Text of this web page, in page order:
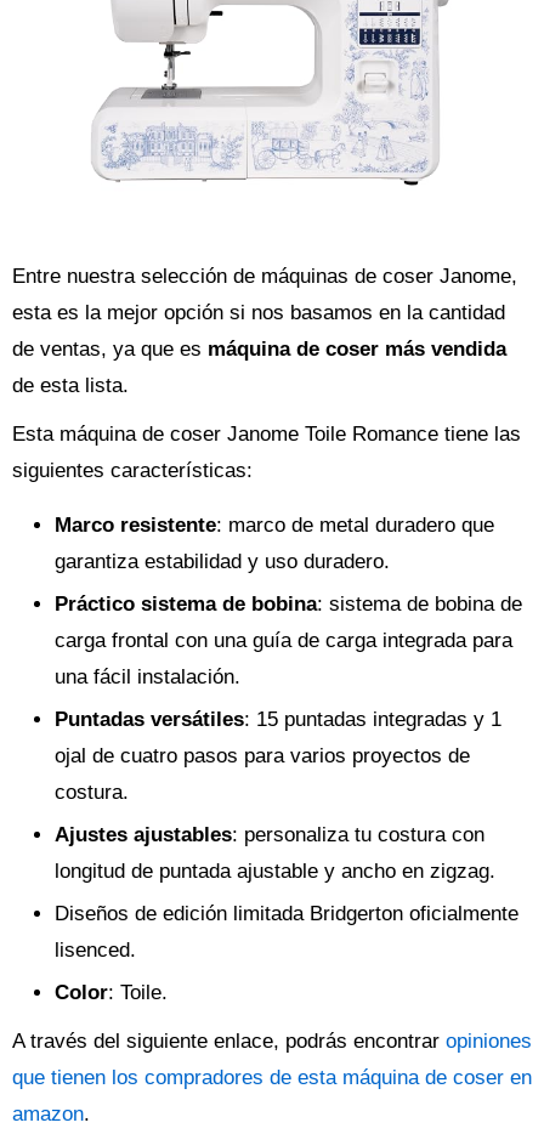
Entre nuestra selección de máquinas de coser Janome,
esta es la mejor opción si nos basamos en la cantidad
de ventas, ya que es máquina de coser más vendida
de esta lista.
Esta máquina de coser Janome Toile Romance tiene las
siguientes características:
Marco resistente: marco de metal duradero que
garantiza estabilidad y uso duradero.
Práctico sistema de bobina: sistema de bobina de
carga frontal con una guía de carga integrada para
una fácil instalación.
Puntadas versátiles: 15 puntadas integradas y 1
ojal de cuatro pasos para varios proyectos de
costura.
Ajustes ajustables: personaliza tu costura con
longitud de puntada ajustable y ancho en zigzag.
Diseños de edición limitada Bridgerton oficialmente
lisenced.
Color: Toile.
A través del siguiente enlace, podrás encontrar opiniones
que tienen los compradores de esta máquina de coser en
amazon.